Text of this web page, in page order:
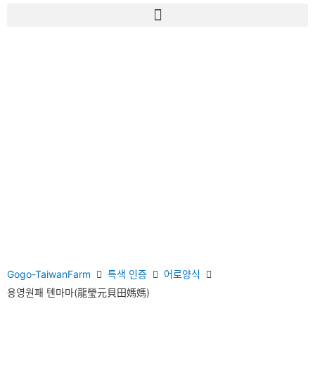
Gogo-TaiwanFarm 특색 인증
어로양식
용영원패 톈마마(龍瑩元貝田媽媽)